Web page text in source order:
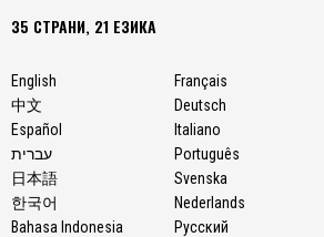
35 СТРАНИ, 21 ЕЗИКА
English
中文
Español
עברית
日本語
한국어
Bahasa Indonesia
Français
Deutsch
Italiano
Português
Svenska
Nederlands
Русский